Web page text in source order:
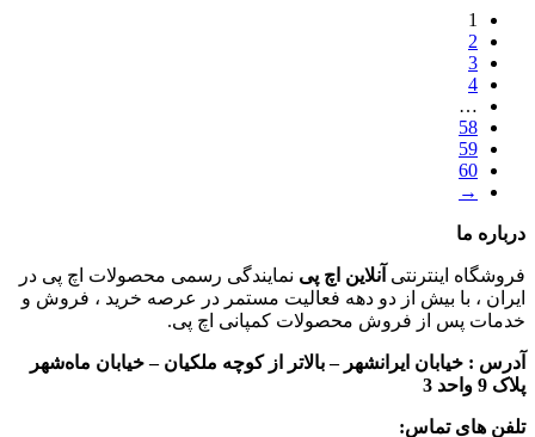
1
2
3
4
…
58
59
60
→
درباره ما
فروشگاه اینترنتی آنلاین اچ پی نمایندگی رسمی محصولات اچ پی در
ایران ، با بیش از دو دهه فعالیت مستمر در عرصه خرید ، فروش و
خدمات پس از فروش محصولات کمپانی اچ پی.
آدرس : خیابان ایرانشهر – بالاتر از کوچه ملکیان – خیابان ماه‌شهر
پلاک 9 واحد 3
تلفن های تماس: